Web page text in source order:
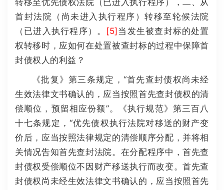
转移至优先债权法院（已进入执行程序），二、从
首封法院（尚未进入执行程序）转移至轮候法院
（已进入执行程序）。
[5] 当发生被查封标的处置
权转移时，应如何在处置被查封标的过程中保障首
封债权人的利益？
《批复》第三条规定，“首先查封债权尚未经
生效法律文书确认的，应当按照首先查封债权的清
偿顺位，预留相应份额”。《执行规范》第三百八
十七条规定，“优先债权执行法院对移送的财产变
价后，应当按照法律规定的清偿顺序分配，并将相
关情况告知首先查封法院。在分配程序中，首先查
封债权受偿顺位不因财产移送执行而改变。首先查
封债权尚未经生效法律文书确认的，应当按照首先